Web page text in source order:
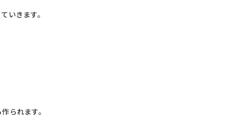
いきます。
られます。